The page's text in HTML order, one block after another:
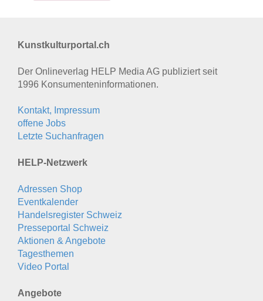
Kunstkulturportal.ch
Der Onlineverlag HELP Media AG publiziert seit
1996 Konsumenten­informationen.
Kontakt, Impressum
offene Jobs
Letzte Suchanfragen
HELP-Netzwerk
Adressen Shop
Eventkalender
Handelsregister Schweiz
Presseportal Schweiz
Aktionen & Angebote
Tagesthemen
Video Portal
Angebote